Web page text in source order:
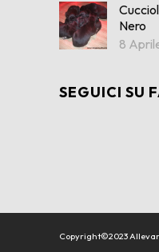
Nero
8
SEGUICI SU
Copyright©2023